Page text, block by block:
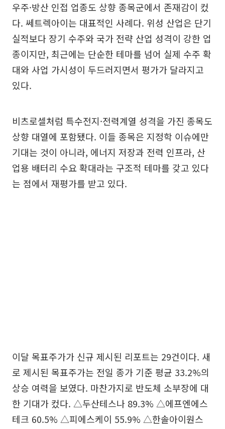
우주·방산 인접 업종도 상향 종목군에서 존재감이 컸
다. 쎄트렉아이는 대표적인 사례다. 위성 산업은 단기
실적보다 장기 수주와 국가 전략 산업 성격이 강한 업
종이지만, 최근에는 단순한 테마를 넘어 실제 수주 확
대와 사업 가시성이 두드러지면서 평가가 달라지고
있다.
비츠로셀처럼 특수전지·전력계열 성격을 가진 종목도
상향 대열에 포함됐다. 이들 종목은 지정학 이슈에만
기대는 것이 아니라, 에너지 저장과 전력 인프라, 산
업용 배터리 수요 확대라는 구조적 테마를 갖고 있다
는 점에서 재평가를 받고 있다.
이달 목표주가가 신규 제시된 리포트는 29건이다. 새
로 제시된 목표주가는 전일 종가 기준 평균 33.2%의
상승 여력을 보였다. 마찬가지로 반도체 소부장에 대
한 기대가 컸다. △두산테스나 89.3% △에프엔에스
테크 60.5% △피에스케이 55.9% △한솔아이원스